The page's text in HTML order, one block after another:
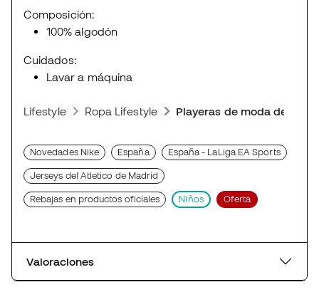
Composición:
100% algodón
Cuidados:
Lavar a máquina
Lifestyle Ropa Lifestyle Playeras de moda
Novedades Nike España España - LaLiga EA Sports
Jerseys del Atletico de Madrid
Rebajas en productos oficiales Niños Oferta
Valoraciones